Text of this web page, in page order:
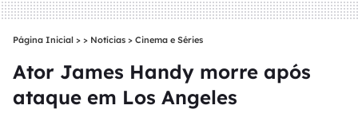
Página Inicial > Notícias > Cinema e Séries
Ator James Handy morre após
ataque em Los Angeles